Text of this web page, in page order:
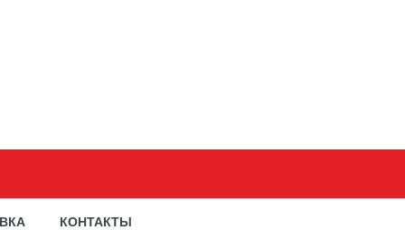
КОНТАКТЫ